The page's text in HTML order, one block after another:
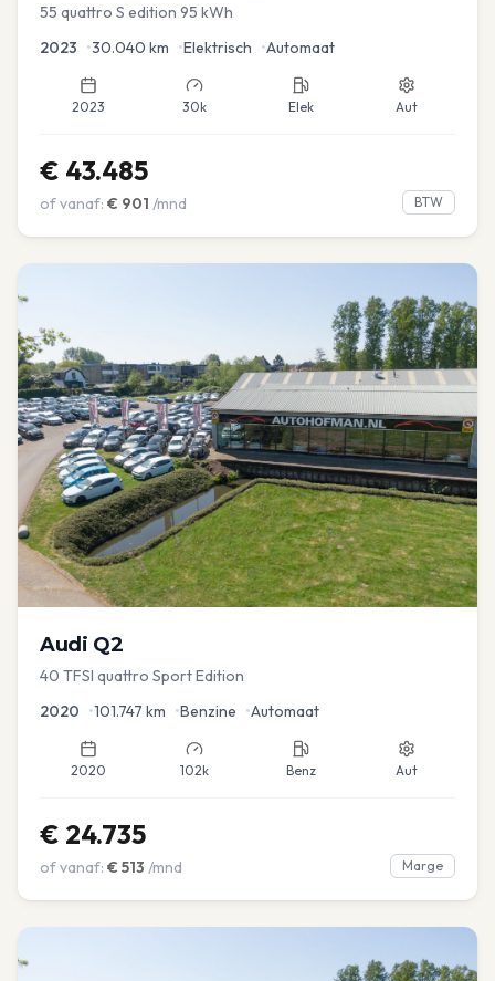
55 quattro S edition 95 kWh
2023 •30.040 km •Elektrisch •Automaat
2023 30k Elek Aut
€ 43.485
of vanaf: € 901 /mnd BTW
Audi Q2
40 TFSI quattro Sport Edition
2020 •101.747 km •Benzine •Automaat
2020 102k Benz Aut
€ 24.735
of vanaf: € 513 /mnd Marge